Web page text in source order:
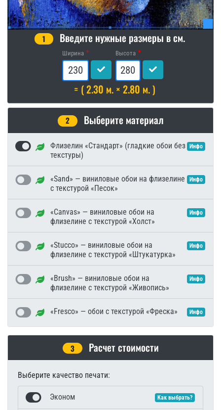
1 Введите нужные размеры в см.
Ширина Высота
= ( 2.30 м. × 2.80 м. )
2 Выберите материал
Флизелин «Стандарт» (гладкие обои без
текстуры)
Инфо
«Sand» — виниловые обои на флизелине
с текстурой «Песок»
Инфо
«Canvas» — виниловые обои на
флизелине с текстурой «Холст»
Инфо
«Stucco» — виниловые обои на
флизелине с текстурой «Штукатурка»
Инфо
«Brush» — виниловые обои на
флизелине с текстурой «Живопись»
Инфо
«Fresco» — обои с текстурой «Фреска» Инфо
3 Расчет стоимости
Выберите качество печати:
Эконом Как выбрать?